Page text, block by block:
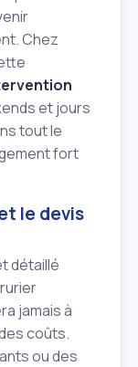
Chez
et jours
tout le
fort
le devis
détaillé
jamais à
coûts.
ou des